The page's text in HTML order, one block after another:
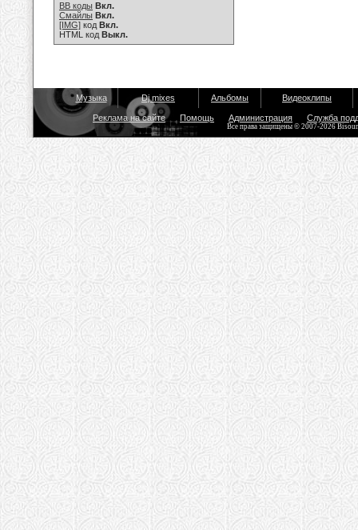
BB коды Вкл.
Смайлы Вкл.
[IMG] код Вкл.
HTML код Выкл.
Музыка Dj mixes Альбомы Видеоклипы
Реклама на сайте Помощь Администрация Служба
Все права защищены © 2007-2026